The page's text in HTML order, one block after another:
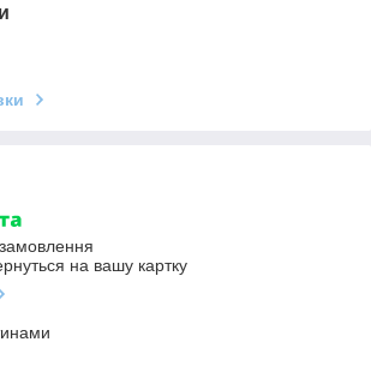
на вашу картку